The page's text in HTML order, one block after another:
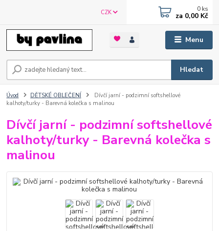
Menu
CZK
Hledat
0 ks
za 0,00 Kč
Úvod DĚTSKÉ OBLEČENÍ
Dívčí jarní - podzimní softshellové
kalhoty/turky - Barevná kolečka s malinou
Dívčí jarní - podzimní softshellové
kalhoty/turky - Barevná kolečka s
malinou